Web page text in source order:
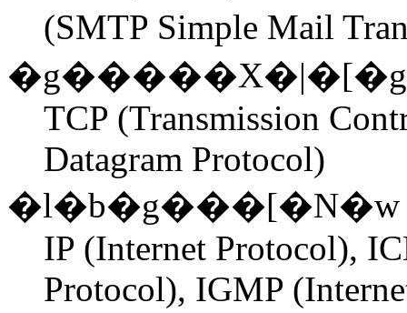
(SMTP Simple Mail
TCP (Transmission
Datagram Protocol)
�l�b�g���[�N�w
IP (Internet Protocol),
Protocol), IGMP